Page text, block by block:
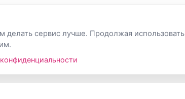
делать сервис лучше. Продолжая использовать